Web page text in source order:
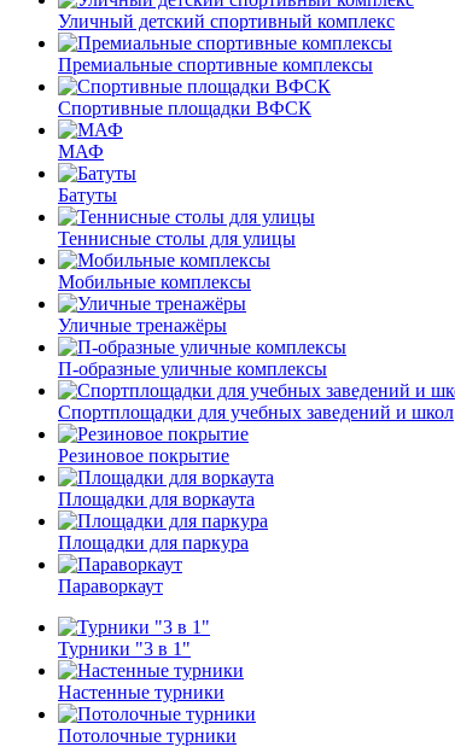
Уличный детский спортивный комплекс
Премиальные спортивные комплексы
Спортивные площадки ВФСК
МАФ
Батуты
Теннисные столы для улицы
Мобильные комплексы
Уличные тренажёры
П-образные уличные комплексы
Спортплощадки для учебных заведений и школ
Резиновое покрытие
Площадки для воркаута
Площадки для паркура
Параворкаут
Турники "3 в 1"
Настенные турники
Потолочные турники